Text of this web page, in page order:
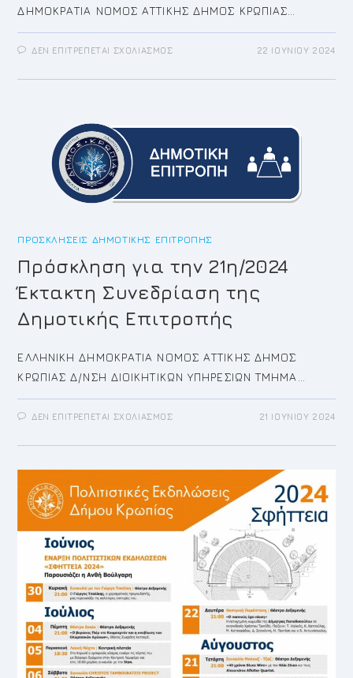
ΔΗΜΟΚΡΑΤΙΑ ΝΟΜΟΣ ΑΤΤΙΚΗΣ ΔΗΜΟΣ ΚΡΩΠΙΑΣ…
ΔΕΝ ΕΠΙΤΡΈΠΕΤΑΙ ΣΧΟΛΙΑΣΜΌΣΣΤΟ
ΤΗΝ
ΔΗΜΟΤΙΚΟΎ
22 ΙΟΥΝΊΟΥ 2024
ΠΡΟΣΚΛΉΣΕΙΣ ΔΗΜΟΤΙΚΉΣ ΕΠΙΤΡΟΠΉΣ
Πρόσκληση για την 21η/2024
Έκτακτη Συνεδρίαση της
Δημοτικής Επιτροπής
ΕΛΛΗΝΙΚΗ ΔΗΜΟΚΡΑΤΙΑ ΝΟΜΟΣ ΑΤΤΙΚΗΣ ΔΗΜΟΣ
ΚΡΩΠΙΑΣ Δ/ΝΣΗ ΔΙΟΙΚΗΤΙΚΩΝ ΥΠΗΡΕΣΙΩΝ ΤΜΗΜΑ…
ΔΕΝ ΕΠΙΤΡΈΠΕΤΑΙ ΣΧΟΛΙΑΣΜΌΣΣΤΟ
ΤΗΝ
ΈΚΤΑΚΤΗ
ΤΗΣ
ΔΗΜΟΤΙΚΉΣ
ΕΠΙΤΡΟΠΉΣ
21 ΙΟΥΝΊΟΥ 2024